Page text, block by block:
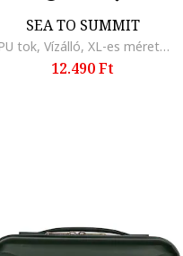
SEA TO SUMMIT
TPU tok, Vízálló, XL-es méretű, 17x9,2 cm, fekete
12.490 Ft